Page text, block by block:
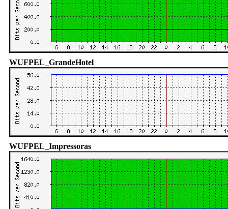
WUFPEL_GrandeHotel
WUFPEL_Impressoras